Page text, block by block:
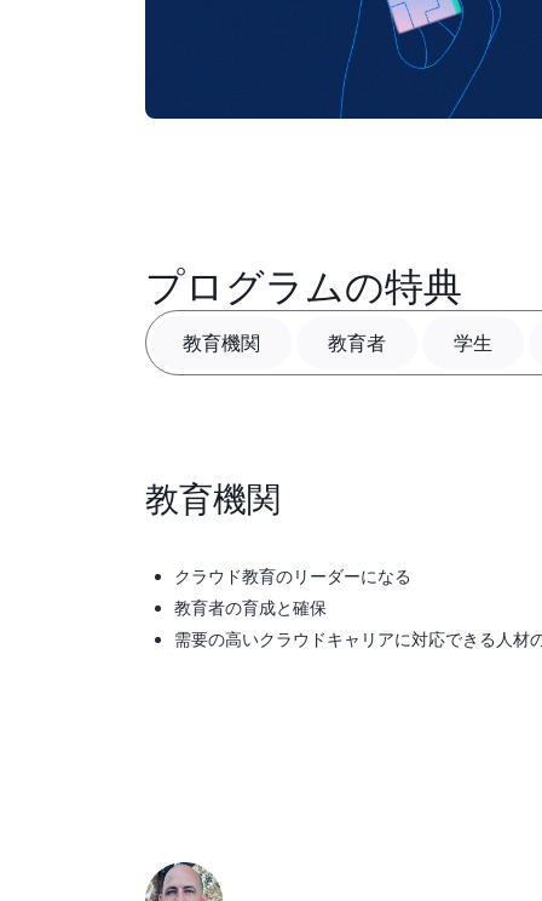
プログラムの特典
教育機関 教育者 学生
教育機関
クラウド教育のリーダーになる
教育者の育成と確保
需要の高いクラウドキャリアに対応できる人材